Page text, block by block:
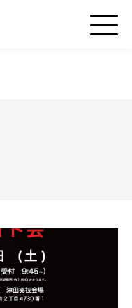
array given in
wp-